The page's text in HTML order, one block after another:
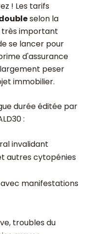
! Les tarifs
selon la
très important
se lancer pour
d'assurance
peser
immobilier.
durée éditée par
:
invalidant
autres cytopénies
manifestations
troubles du